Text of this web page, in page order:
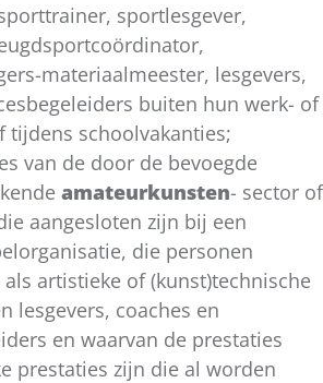
sportlesgever,
materiaalmeester, lesgevers,
buiten hun werk- of
tijdens schoolvakanties;
van de door de bevoegde
amateurkunsten- sector of
aangesloten zijn bij een
die personen
artistieke of (kunst)technische
lesgevers, coaches en
en waarvan de prestaties
prestaties zijn die al worden